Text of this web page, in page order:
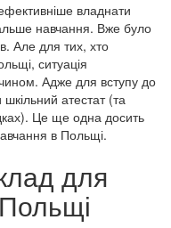
владнати
навчання. Вже було
Але для тих, хто
ситуація
Адже для вступу до
шкільний атестат (та
Це ще одна досить
в Польщі.
для